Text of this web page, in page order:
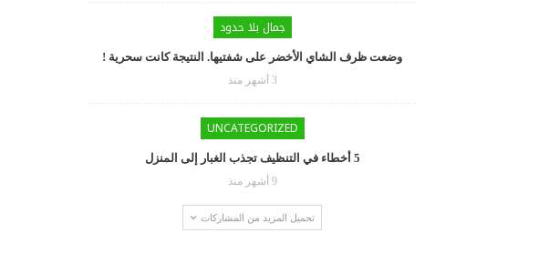
جمال بلا حدود
وضعت ظرف الشاي الأخضر على شفتيها. النتيجة كانت سحرية !
3 أشهر منذ
UNCATEGORIZED
5 أخطاء في التنظيف تجذب الغبار إلى المنزل
9 أشهر منذ
تحميل المزيد من المشاركات